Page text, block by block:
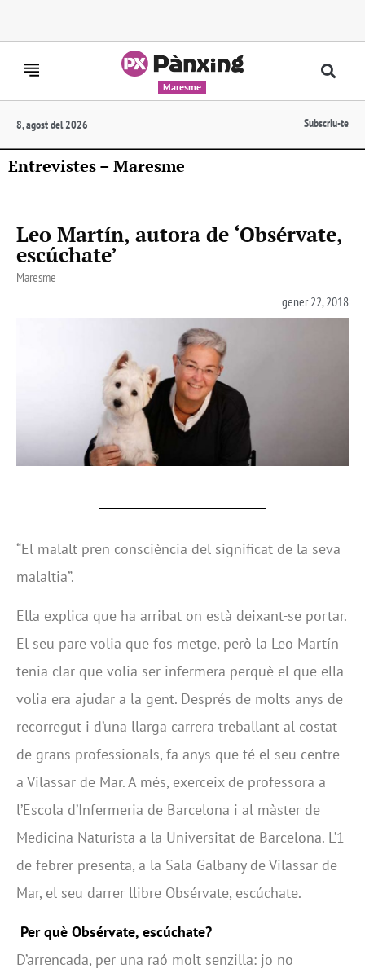
Maresme
8, agost del 2026 Subscriu-te
Entrevistes – Maresme
Leo Martín, autora de ‘Obsérvate,
escúchate’
Maresme
gener 22, 2018
“El malalt pren consciència del significat de la seva
malaltia”.
Ella explica que ha arribat on està deixant-se portar.
El seu pare volia que fos metge, però la Leo Martín
tenia clar que volia ser infermera perquè el que ella
volia era ajudar a la gent. Després de molts anys de
recorregut i d’una llarga carrera treballant al costat
de grans professionals, fa anys que té el seu centre
a Vilassar de Mar. A més, exerceix de professora a
l’Escola d’Infermeria de Barcelona i al màster de
Medicina Naturista a la Universitat de Barcelona. L’1
de febrer presenta, a la Sala Galbany de Vilassar de
Mar, el seu darrer llibre Obsérvate, escúchate.
Per què Obsérvate, escúchate?
D’arrencada, per una raó molt senzilla: jo no